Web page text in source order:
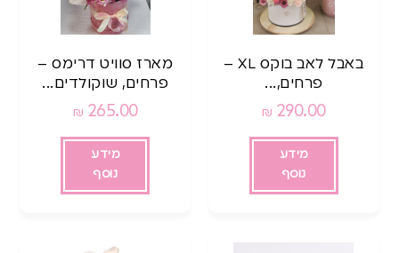
באבל לאב בוקס XL –
פרחים,...
290.00
₪
מידע
נוסף
מארז סוויט דרימס –
פרחים, שוקולדים...
265.00
₪
מידע
נוסף